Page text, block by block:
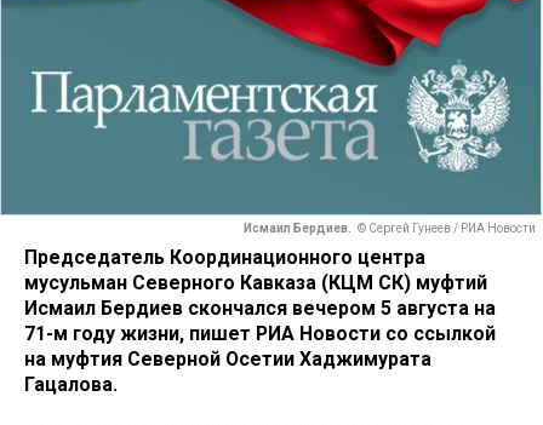
Исмаил Бердиев. © Сергей Гунеев / РИА Новости
Председатель Координационного центра
мусульман Северного Кавказа (КЦМ СК) муфтий
Исмаил Бердиев скончался вечером 5 августа на
71-м году жизни, пишет РИА Новости со ссылкой
на муфтия Северной Осетии Хаджимурата
Гацалова.